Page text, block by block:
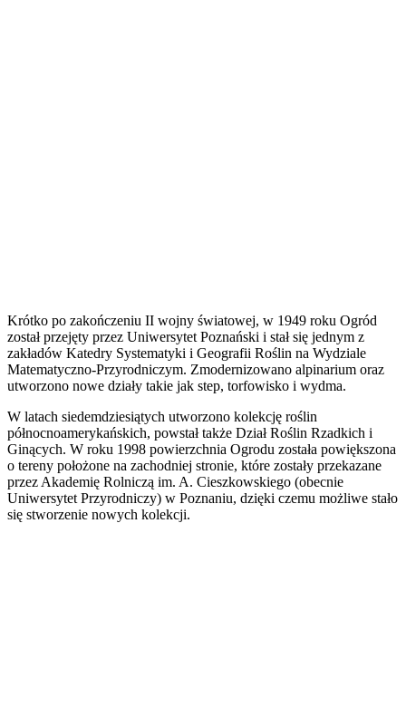
Krótko po zakończeniu II wojny światowej, w 1949 roku Ogród
został przejęty przez Uniwersytet Poznański i stał się jednym z
zakładów Katedry Systematyki i Geografii Roślin na Wydziale
Matematyczno-Przyrodniczym. Zmodernizowano alpinarium oraz
utworzono nowe działy takie jak step, torfowisko i wydma.
W latach siedemdziesiątych utworzono kolekcję roślin
północnoamerykańskich, powstał także Dział Roślin Rzadkich i
Ginących. W roku 1998 powierzchnia Ogrodu została powiększona
o tereny położone na zachodniej stronie, które zostały przekazane
przez Akademię Rolniczą im. A. Cieszkowskiego (obecnie
Uniwersytet Przyrodniczy) w Poznaniu, dzięki czemu możliwe stało
się stworzenie nowych kolekcji.